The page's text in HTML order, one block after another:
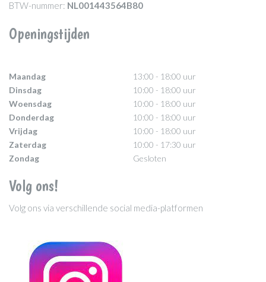
BTW-nummer: NL001443564B80
Openingstijden
Maandag
13:00 - 18:00 uur
Dinsdag
10:00 - 18:00 uur
Woensdag
10:00 - 18:00 uur
Donderdag
10:00 - 18:00 uur
Vrijdag
10:00 - 18:00 uur
Zaterdag
10:00 - 17:30 uur
Zondag
Gesloten
Volg ons!
Volg ons via verschillende social media-platformen